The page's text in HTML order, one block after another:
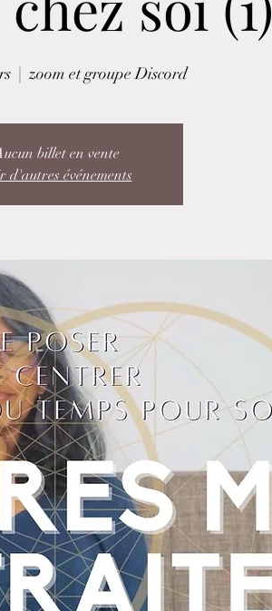
  |
zoom et groupe Discord
billet en vente
d'autres événements